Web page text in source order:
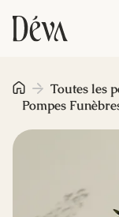
Obsèques
Prévoyance
Monument
Toutes les
Pompes